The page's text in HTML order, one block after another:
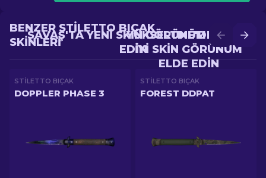
YÜKSELTME'DE DAHA
IYI SKIN GÖRÜNÜM
ELDE EDIN
SAVAŞ'TA YENI SKIN GÖRÜNÜM ELDE
EDIN
BENZER STILETTO BIÇAK
SKINLERI
STILETTO BIÇAK
DOPPLER PHASE 3
STILETTO BIÇAK
FOREST DDPAT